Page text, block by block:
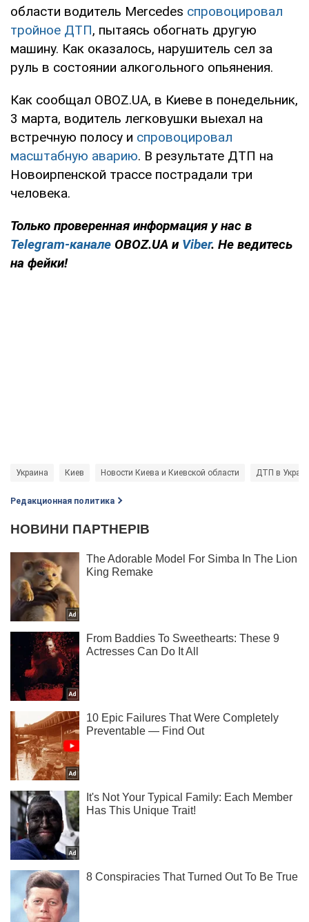
области водитель Mercedes спровоцировал
тройное ДТП, пытаясь обогнать другую
машину. Как оказалось, нарушитель сел за
руль в состоянии алкогольного опьянения.
Как сообщал OBOZ.UA, в Киеве в понедельник,
3 марта, водитель легковушки выехал на
встречную полосу и спровоцировал
масштабную аварию. В результате ДТП на
Новоирпенской трассе пострадали три
человека.
Только проверенная информация у нас в
Telegram-канале OBOZ.UA и Viber. Не ведитесь
на фейки!
Украина Киев Новости Киева и Киевской области ДТП в
Редакционная политика